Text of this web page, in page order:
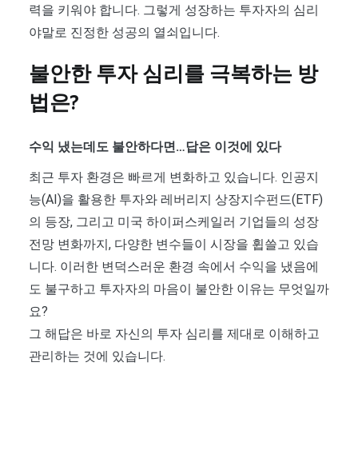
력을 키워야 합니다. 그렇게 성장하는 투자자의 심리
야말로 진정한 성공의 열쇠입니다.
불안한 투자 심리를 극복하는 방
법은?
수익 냈는데도 불안하다면…답은 이것에 있다
최근 투자 환경은 빠르게 변화하고 있습니다. 인공지
능(AI)을 활용한 투자와 레버리지 상장지수펀드(ETF)
의 등장, 그리고 미국 하이퍼스케일러 기업들의 성장
전망 변화까지, 다양한 변수들이 시장을 휩쓸고 있습
니다. 이러한 변덕스러운 환경 속에서 수익을 냈음에
도 불구하고 투자자의 마음이 불안한 이유는 무엇일까
요?
그 해답은 바로 자신의 투자 심리를 제대로 이해하고
관리하는 것에 있습니다.